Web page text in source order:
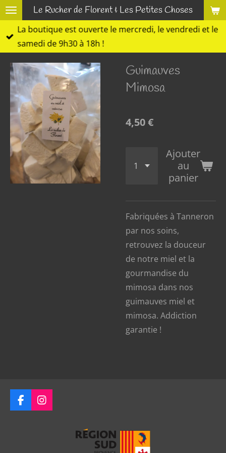
Passer
contenu
principal
Le Rucher de Florent & Les Petites Choses
La boutique est ouverte le mercredi, le vendredi et le
samedi de 9h30 à 18h !
Guimauves
Mimosa
4,50 €
Ajouter
au
panier
Fabriquées à Tanneron
par nos soins,
retrouvez la douceur
de notre miel et la
gourmandise du
mimosa dans nos
guimauves miel et
mimosa. Addiction
garantie !
F
a
I
n